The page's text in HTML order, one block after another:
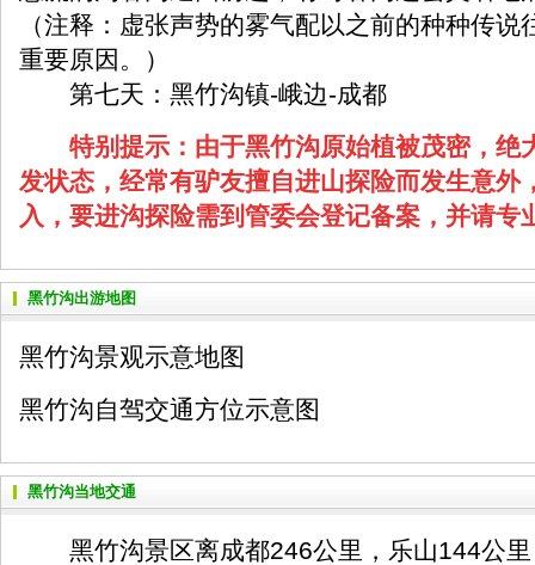
（注释：虚张声势的雾气配以之前的种种传说
重要原因。）
第七天：黑竹沟镇-峨边-成都
特别提示：由于黑竹沟原始植被茂密，绝
发状态，经常有驴友擅自进山探险而发生意外
入，要进沟探险需到管委会登记备案，并请专
黑竹沟出游地图
黑竹沟景观示意地图
黑竹沟自驾交通方位示意图
黑竹沟当地交通
黑竹沟景区离成都246公里，乐山144公里